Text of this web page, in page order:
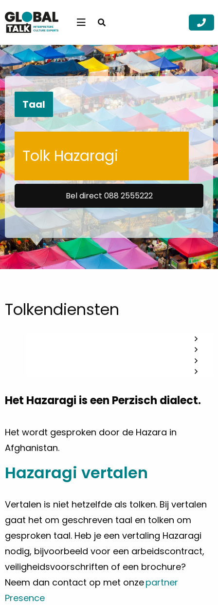
Open
Zoek
Zoek
Taal
Tolk Hazaragi
Bel direct 088 2555222
Tolkendiensten
Het Hazaragi is een Perzisch dialect.
Het wordt gesproken door de Hazara in
Afghanistan.
Hazaragi vertalen
Vertalen is niet hetzelfde als tolken. Bij vertalen
gaat het om geschreven taal en tolken om
gesproken taal. Heb je een vertaling Hazaragi
nodig, bijvoorbeeld voor een arbeidscontract,
veiligheidsvoorschriften of een brochure?
Neem dan contact op met onzepartner
Presence